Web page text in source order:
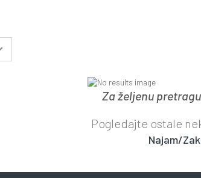
Za željenu
Pogledajte ostale
Najam/